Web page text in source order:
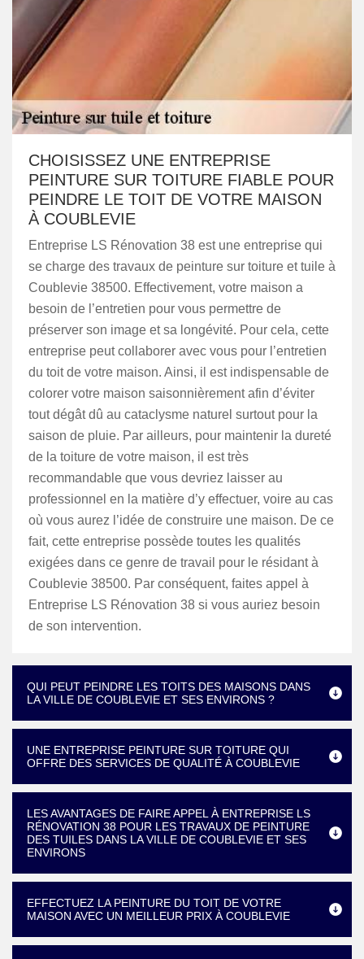
CHOISISSEZ UNE ENTREPRISE
PEINTURE SUR TOITURE FIABLE POUR
PEINDRE LE TOIT DE VOTRE MAISON
À COUBLEVIE
Entreprise LS Rénovation 38 est une entreprise qui
se charge des travaux de peinture sur toiture et tuile à
Coublevie 38500. Effectivement, votre maison a
besoin de l’entretien pour vous permettre de
préserver son image et sa longévité. Pour cela, cette
entreprise peut collaborer avec vous pour l’entretien
du toit de votre maison. Ainsi, il est indispensable de
colorer votre maison saisonnièrement afin d’éviter
tout dégât dû au cataclysme naturel surtout pour la
saison de pluie. Par ailleurs, pour maintenir la dureté
de la toiture de votre maison, il est très
recommandable que vous devriez laisser au
professionnel en la matière d’y effectuer, voire au cas
où vous aurez l’idée de construire une maison. De ce
fait, cette entreprise possède toutes les qualités
exigées dans ce genre de travail pour le résidant à
Coublevie 38500. Par conséquent, faites appel à
Entreprise LS Rénovation 38 si vous auriez besoin
de son intervention.
QUI PEUT PEINDRE LES TOITS DES MAISONS DANS
LA VILLE DE COUBLEVIE ET SES ENVIRONS ?
UNE ENTREPRISE PEINTURE SUR TOITURE QUI
OFFRE DES SERVICES DE QUALITÉ À COUBLEVIE
LES AVANTAGES DE FAIRE APPEL À ENTREPRISE LS
RÉNOVATION 38 POUR LES TRAVAUX DE PEINTURE
DES TUILES DANS LA VILLE DE COUBLEVIE ET SES
ENVIRONS
EFFECTUEZ LA PEINTURE DU TOIT DE VOTRE
MAISON AVEC UN MEILLEUR PRIX À COUBLEVIE